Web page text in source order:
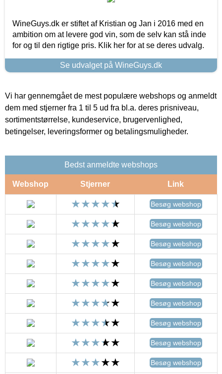
WineGuys.dk er stiftet af Kristian og Jan i 2016 med en
ambition om at levere god vin, som de selv kan stå inde
for og til den rigtige pris. Klik her for at se deres udvalg.
Se udvalget på WineGuys.dk
Vi har gennemgået de mest populære webshops og anmeldt
dem med stjerner fra 1 til 5 ud fra bl.a. deres prisniveau,
sortimentstørrelse, kundeservice, brugervenlighed,
betingelser, leveringsformer og betalingsmuligheder.
Bedst anmeldte webshops
Webshop Stjerner Link
Besøg webshop
Besøg webshop
Besøg webshop
Besøg webshop
Besøg webshop
Besøg webshop
Besøg webshop
Besøg webshop
Besøg webshop